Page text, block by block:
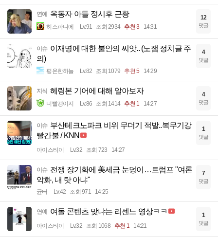
연예 옥동자 아들 정시후 근황
히스파니에 Lv.91 조회 2934 추천 3 14:31
12
댓글
이슈 이재명에 대한 불안의 씨앗.. (노잼 정치글 주
의)
평온한하늘 Lv.82 조회 1079 추천 5 14:29
4
댓글
지식 헤링본 기어에 대해 알아보자
너빨갱이지 Lv.86 조회 1414 추천 1 14:27
4
댓글
이슈 부산테크노파크 비위 무더기 적발..복무기강
빨간불 / KNN
아이스티이 Lv.32 조회 723 14:27
1
댓글
이슈 전쟁 장기화에 美세금 눈덩이…트럼프 "여론
악화, 내 탓 아냐"
균터 Lv.42 조회 971 14:25
7
댓글
연예 여돌 콘텐츠 맞냐는 리센느 영상ㅋㅋ
아이스티이 Lv.32 조회 1068 추천 1 14:21
1
댓글